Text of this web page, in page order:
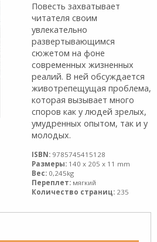
Повесть захватывает
читателя своим
увлекательно
развертывающимся
сюжетом на фоне
современных жизненных
реалий. В ней обсуждается
животрепещущая проблема,
которая вызывает много
споров как у людей зрелых,
умудренных опытом, так и у
молодых.
ISBN: 9785745415128
Размеры: 140 x 205 x 11 mm
Вес: 0,245kg
Переплет: мягкий
Количество страниц: 235